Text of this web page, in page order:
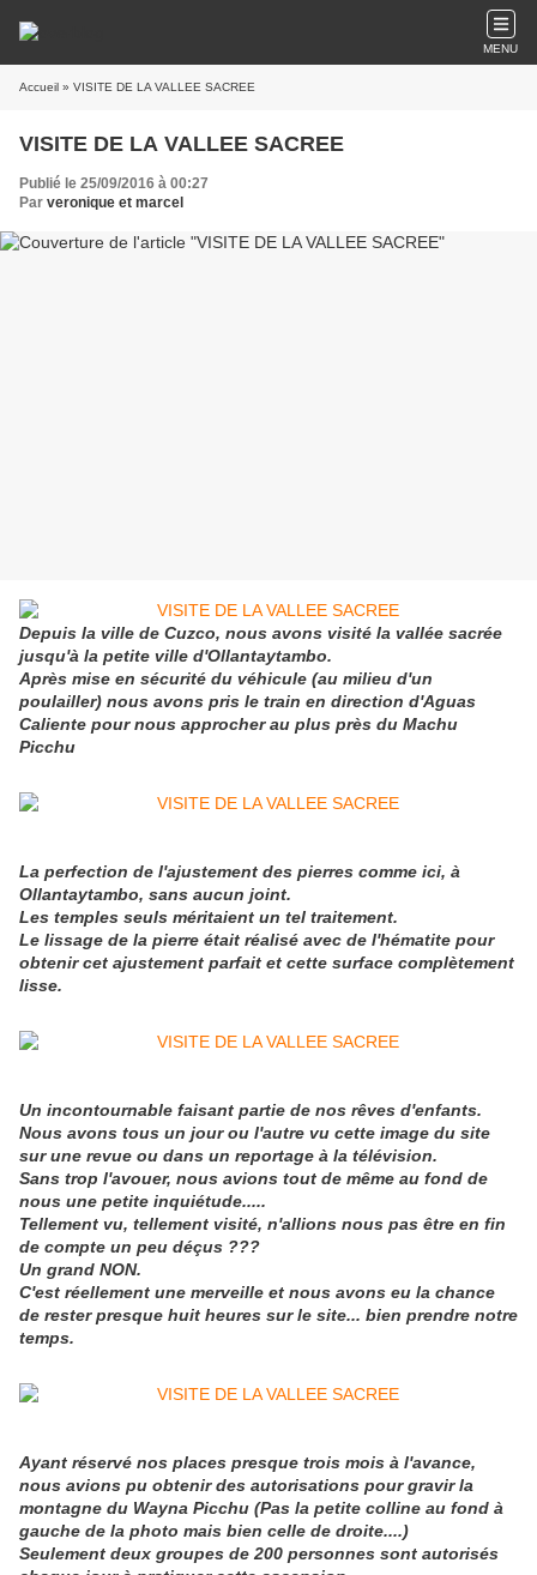
MENU
Accueil » VISITE DE LA VALLEE SACREE
VISITE DE LA VALLEE SACREE
Publié le 25/09/2016 à 00:27
Par veronique et marcel
Depuis la ville de Cuzco, nous avons visité la vallée sacrée
jusqu'à la petite ville d'Ollantaytambo.
Après mise en sécurité du véhicule (au milieu d'un
poulailler) nous avons pris le train en direction d'Aguas
Caliente pour nous approcher au plus près du Machu
Picchu
La perfection de l'ajustement des pierres comme ici, à
Ollantaytambo, sans aucun joint.
Les temples seuls méritaient un tel traitement.
Le lissage de la pierre était réalisé avec de l'hématite pour
obtenir cet ajustement parfait et cette surface complètement
lisse.
Un incontournable faisant partie de nos rêves d'enfants.
Nous avons tous un jour ou l'autre vu cette image du site
sur une revue ou dans un reportage à la télévision.
Sans trop l'avouer, nous avions tout de même au fond de
nous une petite inquiétude.....
Tellement vu, tellement visité, n'allions nous pas être en fin
de compte un peu déçus ???
Un grand NON.
C'est réellement une merveille et nous avons eu la chance
de rester presque huit heures sur le site... bien prendre notre
temps.
Ayant réservé nos places presque trois mois à l'avance,
nous avions pu obtenir des autorisations pour gravir la
montagne du Wayna Picchu (Pas la petite colline au fond à
gauche de la photo mais bien celle de droite....)
Seulement deux groupes de 200 personnes sont autorisés